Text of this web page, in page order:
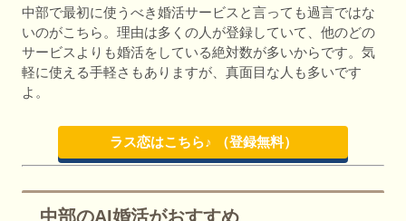
中部で最初に使うべき婚活サービスと言っても過言ではな
いのがこちら。理由は多くの人が登録していて、他のどの
サービスよりも婚活をしている絶対数が多いからです。気
軽に使える手軽さもありますが、真面目な人も多いです
よ。
ラス恋はこちら♪ （登録無料）
中部のAI婚活がおすすめ